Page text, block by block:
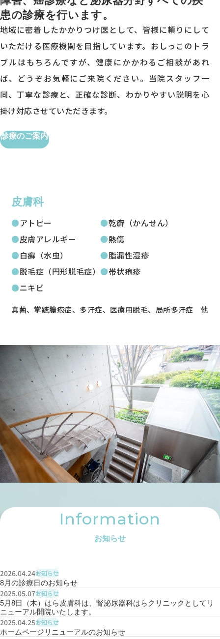
患の診療を行います。
地域に密着したかかりつけ医として、皆様に頼りにして
いただける医療機関を目指しています。おしっこのトラ
ブルはもちろんですが、健康にかかわるご相談があれ
ば、どうぞお気軽にご来院ください。当院スタッフ一
同、丁寧な診療と、正確な診断、わかりやすい説明を心
掛け対応させていただきます。
診療のご案内
皮膚科
アトピー
皮膚アレルギー
白癬（水虫）
脱毛症（円形脱毛症）
ニキビ
乾癬（かんせん）
熱傷
脂漏性湿疹
帯状疱疹
真菌、掌蹠膿疱症、多汗症、医療用脱毛、局所多汗症 他
Information
お知らせ
2026.04.24お知らせ
8月の診療日のお知らせ
2025.05.07お知らせ
5月8日（木）はら皮膚科は、腎泌尿器科はらクリニックとしてリ
ニューアル開院いたします。
2025.04.25お知らせ
ホームページリニューアルのお知らせ